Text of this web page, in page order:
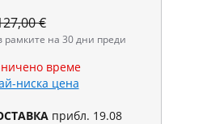
€
рамките на 30 дни преди
време
ниска цена
прибл. 19.08